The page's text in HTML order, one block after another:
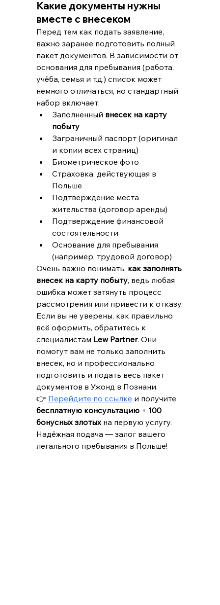
Какие документы нужны
вместе с внесеком
Перед тем как подать заявление,
важно заранее подготовить полный
пакет документов. В зависимости от
основания для пребывания (работа,
учёба, семья и т.д.) список может
немного отличаться, но стандартный
набор включает:
Заполненный внесек на карту
побыту
Заграничный паспорт (оригинал
и копии всех страниц)
Биометрическое фото
Страховка, действующая в
Польше
Подтверждение места
жительства (договор аренды)
Подтверждение финансовой
состоятельности
Основание для пребывания
(например, трудовой договор)
Очень важно понимать, как заполнять
внесек на карту побыту, ведь любая
ошибка может затянуть процесс
рассмотрения или привести к отказу.
Если вы не уверены, как правильно
всё оформить, обратитесь к
специалистам Lew Partner. Они
помогут вам не только заполнить
внесек, но и профессионально
подготовить и подать весь пакет
документов в Ужонд в Познани.
👉 Перейдите по ссылке и получите
бесплатную консультацию + 100
бонусных злотых на первую услугу.
Надёжная подача — залог вашего
легального пребывания в Польше!